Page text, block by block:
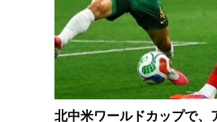
北中米ワールドカップで、